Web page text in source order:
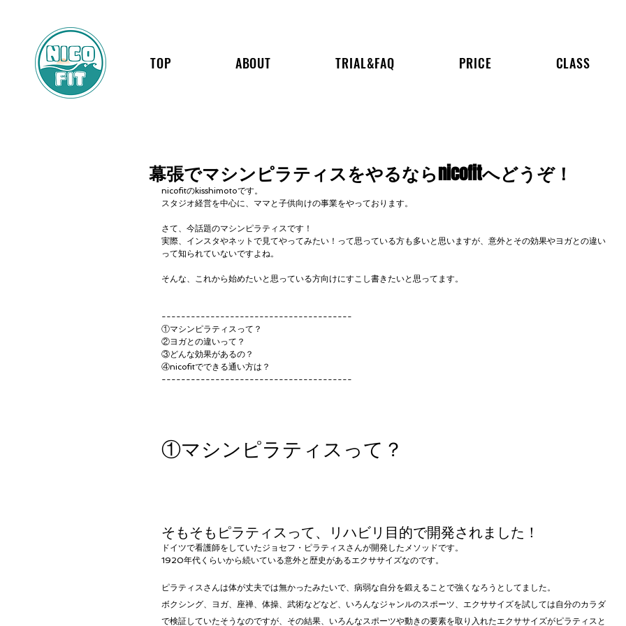
TOP ABOUT TRIAL&FAQ PRICE CLASS
幕張でマシンピラティスをやるならnicofitへどうぞ！
nicofitのkisshimotoです。
スタジオ経営を中心に、ママと子供向けの事業をやっております。
さて、今話題のマシンピラティスです！
実際、インスタやネットで見てやってみたい！って思っている方も多いと思いますが、意外とその効果やヨガとの違い
って知られていないですよね。
そんな、これから始めたいと思っている方向けにすこし書きたいと思ってます。
---------------------------------------
①マシンピラティスって？
②ヨガとの違いって？
③どんな効果があるの？
④nicofitでできる通い方は？
---------------------------------------
①マシンピラティスって？
そもそもピラティスって、リハビリ目的で開発されました！
ドイツで看護師をしていたジョセフ・ピラティスさんが開発したメソッドです。
1920年代くらいから続いている意外と歴史があるエクササイズなのです。
ピラティスさんは体が丈夫では無かったみたいで、病弱な自分を鍛えることで強くなろうとしてました。
ボクシング、ヨガ、座禅、体操、武術などなど、いろんなジャンルのスポーツ、エクササイズを試しては自分のカラダ
で検証していたそうなのですが、その結果、いろんなスポーツや動きの要素を取り入れたエクササイズがピラティスと